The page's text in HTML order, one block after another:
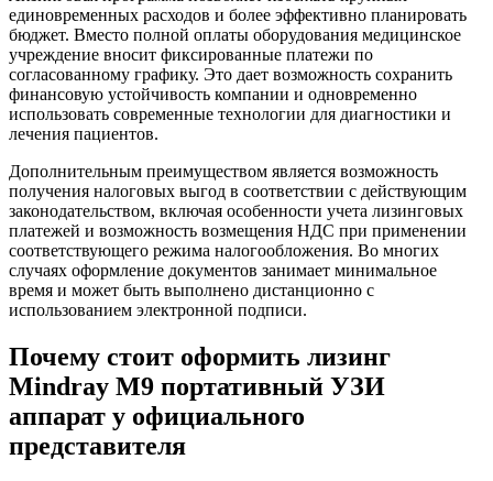
единовременных расходов и более эффективно планировать
бюджет. Вместо полной оплаты оборудования медицинское
учреждение вносит фиксированные платежи по
согласованному графику. Это дает возможность сохранить
финансовую устойчивость компании и одновременно
использовать современные технологии для диагностики и
лечения пациентов.
Дополнительным преимуществом является возможность
получения налоговых выгод в соответствии с действующим
законодательством, включая особенности учета лизинговых
платежей и возможность возмещения НДС при применении
соответствующего режима налогообложения. Во многих
случаях оформление документов занимает минимальное
время и может быть выполнено дистанционно с
использованием электронной подписи.
Почему стоит оформить лизинг
Mindray M9 портативный УЗИ
аппарат у официального
представителя